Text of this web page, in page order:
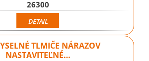
26300
DETAIL
TLMIČE NÁRAZOV
NASTAVITEĽNÉ…